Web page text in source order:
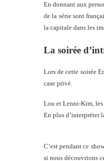
En donnant aux
de la série sont
la capitale dans les
La soirée
Lors de cette soirée
case privé.
Lou et Lenni-Kim, les
En plus d’interpréter
C’est pendant ce
si nous découvrions